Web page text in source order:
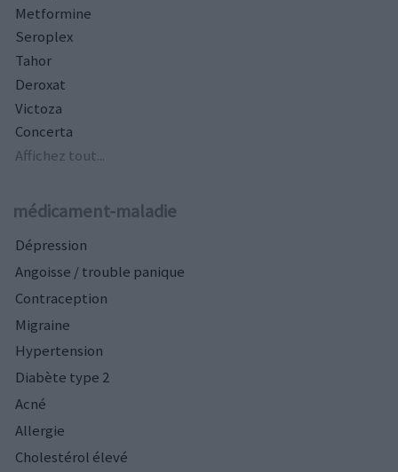
Metformine
Seroplex
Tahor
Deroxat
Victoza
Concerta
Affichez tout...
médicament-maladie
Dépression
Angoisse / trouble panique
Contraception
Migraine
Hypertension
Diabète type 2
Acné
Allergie
Cholestérol élevé